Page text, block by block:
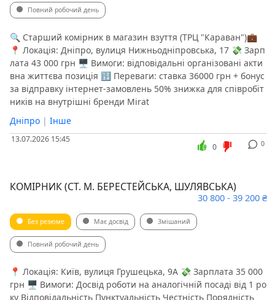
Повний робочий день
🔍 Старший комірник в магазин взуття (ТРЦ "Караван")💼
📍 Локація: Дніпро, вулиця Нижньодніпровська, 17 💸 Зарп
лата 43 000 грн 🖥 Вимоги: відповідальні організовані акти
вна життєва позиція 🔢 Переваги: ставка 36000 грн + бонус
за відправку інтернет-замовлень 50% знижка для співробіт
ників на внутрішні бренди Mirat
Дніпро | Інше
13.07.2026 15:45 0
0
КОМІРНИК (СТ. М. БЕРЕСТЕЙСЬКА, ШУЛЯВСЬКА)
30 800 - 39 200 ₴
Без резюме Має досвід Змішаний
Повний робочий день
📍 Локація: Київ, вулиця Грушецька, 9А 💸 Зарплата 35 000
грн 🖥 Вимоги: Досвід роботи на аналогічній посаді від 1 ро
ку Відповідальність Пунктуальність Честність Порядність